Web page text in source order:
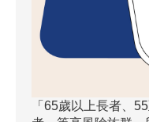
「65歲以上長者、